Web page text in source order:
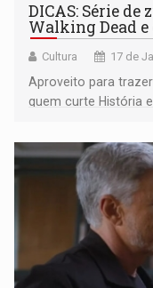
DICAS: Série
Walking Dead e
Cultura 17 de
Aproveito para
quem curte História